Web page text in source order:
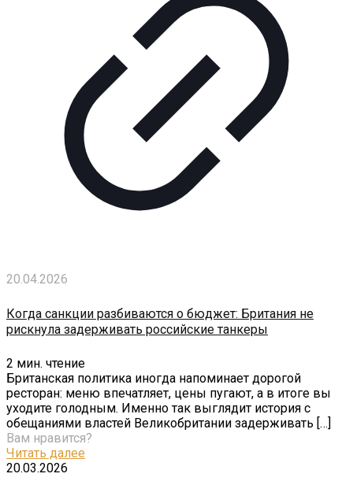
20.04.2026
Когда санкции разбиваются о бюджет: Британия не
рискнула задерживать российские танкеры
2 мин. чтение
Британская политика иногда напоминает дорогой
ресторан: меню впечатляет, цены пугают, а в итоге вы
уходите голодным. Именно так выглядит история с
обещаниями властей Великобритании задерживать […]
Вам нравится?
Читать далее
20.03.2026